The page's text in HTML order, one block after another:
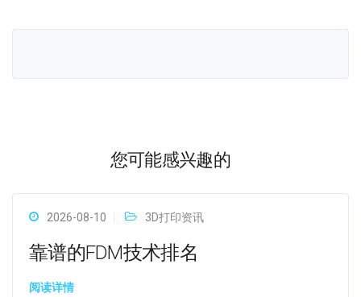
您可能感兴趣的
2026-08-10 3D打印资讯
靠谱的FDM技术排名
阅读详情